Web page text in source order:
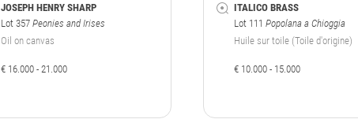
JOSEPH HENRY SHARP
Lot 357 Peonies and Irises
Oil on canvas
€ 16.000 - 21.000
ITALICO BRASS
Lot 111 Popolana a Chioggia
Huile sur toile (Toile d'origine)
€ 10.000 - 15.000